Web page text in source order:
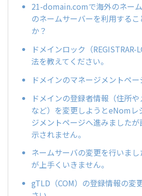
21-domain.comで海外のネー
のネームサーバーを利用する
か？
ドメインロック（REGISTRAR-
法を教えてください。
ドメインのマネージメントペー
ドメインの登録者情報（住所
など）を変更しようとeNomレ
ジメントページへ進みました
示されません。
ネームサーバの変更を行いま
が上手くいきません。
gTLD（COM）の登録情報の変